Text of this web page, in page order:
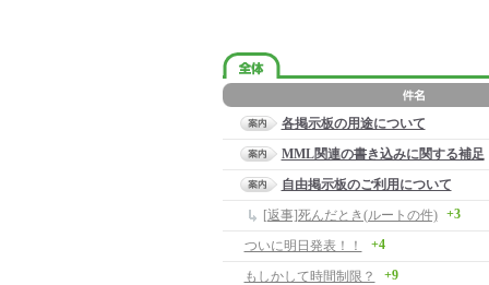
各掲示板の用途について
MML関連の書き込みに関する補足
自由掲示板のご利用について
[返事]死んだとき(ルートの件)
+3
ついに明日発表！！ +4
もしかして時間制限？ +9